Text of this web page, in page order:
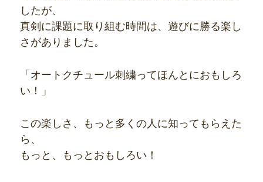
したが、
真剣に課題に取り組む時間は、遊びに勝る楽し
さがありました。
「オートクチュール刺繍ってほんとにおもしろ
い！」
この楽しさ、もっと多くの人に知ってもらえた
ら、
もっと、もっとおもしろい！